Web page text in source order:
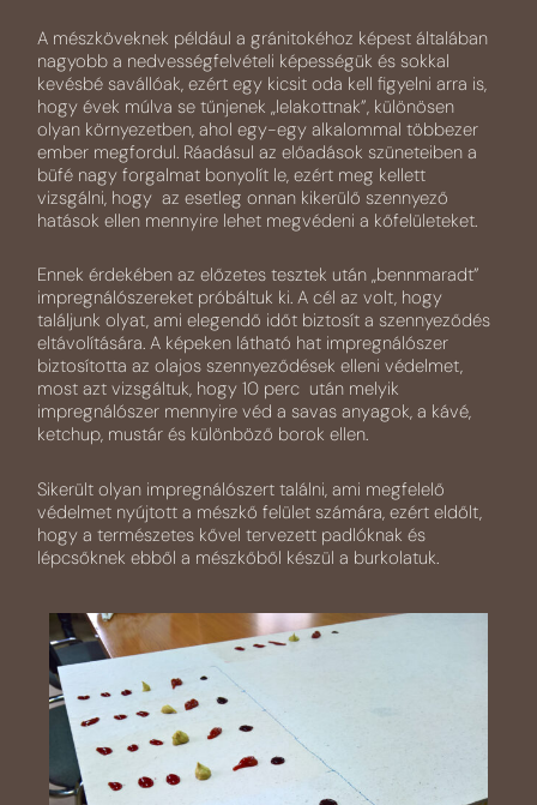
A mészköveknek például a gránitokéhoz képest általában
nagyobb a nedvességfelvételi képességük és sokkal
kevésbé savállóak, ezért egy kicsit oda kell figyelni arra is,
hogy évek múlva se tűnjenek „lelakottnak”, különösen
olyan környezetben, ahol egy-egy alkalommal többezer
ember megfordul. Ráadásul az előadások szüneteiben a
büfé nagy forgalmat bonyolít le, ezért meg kellett
vizsgálni, hogy az esetleg onnan kikerülő szennyező
hatások ellen mennyire lehet megvédeni a kőfelületeket.
Ennek érdekében az előzetes tesztek után „bennmaradt”
impregnálószereket próbáltuk ki. A cél az volt, hogy
találjunk olyat, ami elegendő időt biztosít a szennyeződés
eltávolítására. A képeken látható hat impregnálószer
biztosította az olajos szennyeződések elleni védelmet,
most azt vizsgáltuk, hogy 10 perc után melyik
impregnálószer mennyire véd a savas anyagok, a kávé,
ketchup, mustár és különböző borok ellen.
Sikerült olyan impregnálószert találni, ami megfelelő
védelmet nyújtott a mészkő felület számára, ezért eldőlt,
hogy a természetes kővel tervezett padlóknak és
lépcsőknek ebből a mészkőből készül a burkolatuk.